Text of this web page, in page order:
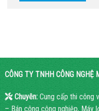
CÔNG TY TNHH CÔNG NGHỆ
Chuyên: Cung cấp thi công
– Bán công công nghiệp, Máy